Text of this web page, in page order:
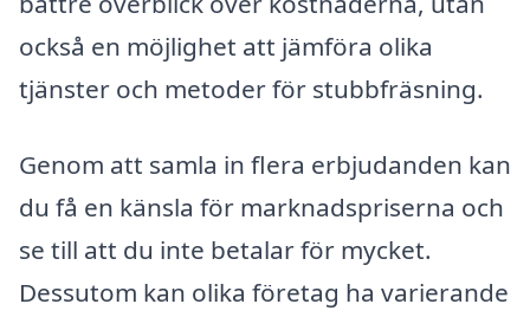
också en möjlighet att jämföra olika
tjänster och metoder för stubbfräsning.
Genom att samla in flera erbjudanden kan
du få en känsla för marknadspriserna och
se till att du inte betalar för mycket.
Dessutom kan olika företag ha varierande